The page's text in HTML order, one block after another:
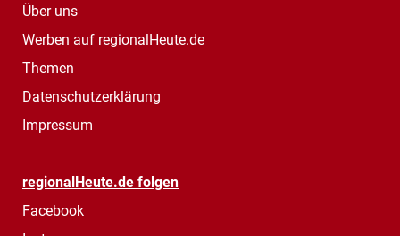
Über uns
Werben auf regionalHeute.de
Themen
Datenschutzerklärung
Impressum
regionalHeute.de folgen
Facebook